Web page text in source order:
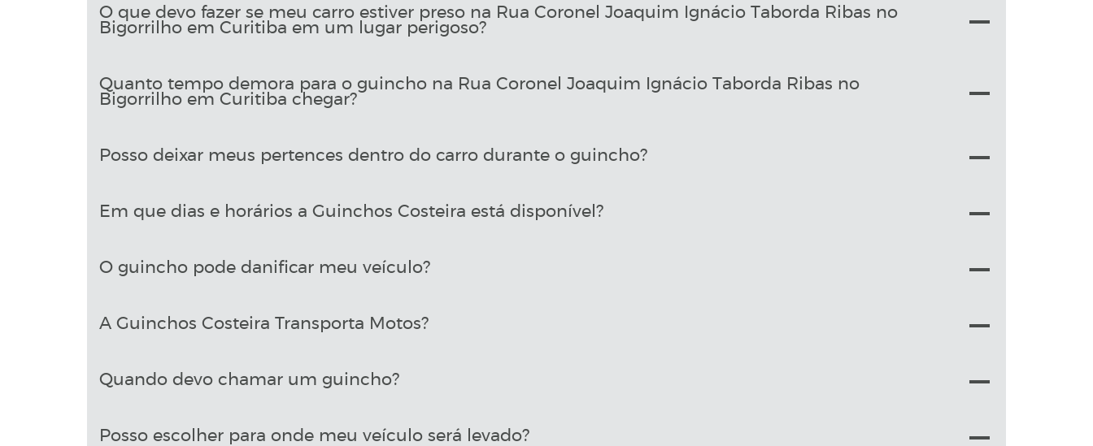
O que devo fazer se meu carro estiver preso na Rua Coronel Joaquim Ignácio Taborda Ribas no
Bigorrilho em Curitiba em um lugar perigoso?
Quanto tempo demora para o guincho na Rua Coronel Joaquim Ignácio Taborda Ribas no
Bigorrilho em Curitiba chegar?
Posso deixar meus pertences dentro do carro durante o guincho?
Em que dias e horários a Guinchos Costeira está disponível?
O guincho pode danificar meu veículo?
A Guinchos Costeira Transporta Motos?
Quando devo chamar um guincho?
Posso escolher para onde meu veículo será levado?